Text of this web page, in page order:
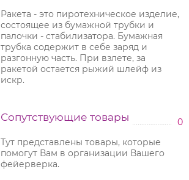
Ракета - это пиротехническое изделие,
состоящее из бумажной трубки и
палочки - стабилизатора. Бумажная
трубка содержит в себе заряд и
разгонную часть. При взлете, за
ракетой остается рыжий шлейф из
искр.
Сопутствующие товары
0
Тут представлены товары, которые
помогут Вам в организации Вашего
фейерверка.